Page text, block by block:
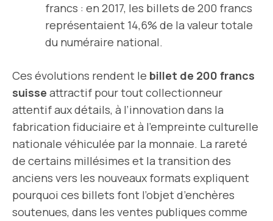
francs : en 2017, les billets de 200 francs
représentaient 14,6% de la valeur totale
du numéraire national.
Ces évolutions rendent le billet de 200 francs
suisse attractif pour tout collectionneur
attentif aux détails, à l’innovation dans la
fabrication fiduciaire et à l’empreinte culturelle
nationale véhiculée par la monnaie. La rareté
de certains millésimes et la transition des
anciens vers les nouveaux formats expliquent
pourquoi ces billets font l’objet d’enchères
soutenues, dans les ventes publiques comme